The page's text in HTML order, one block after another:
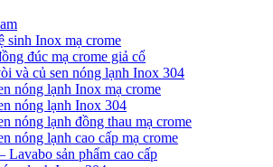
sinh Inox mạ crome
đúc mạ crome giả cổ
và củ sen nóng lạnh Inox 304
nóng lạnh Inox mạ crome
nóng lạnh Inox 304
nóng lạnh đồng thau mạ crome
nóng lạnh cao cấp mạ crome
Lavabo sản phẩm cao cấp